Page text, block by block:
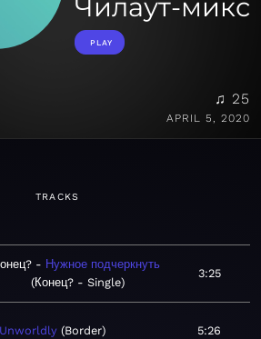
Чилаут-микс
PLAY
♫ 25
APRIL 5, 2020
TRACKS
Нужное подчеркнуть
Конец? - Single
3:25
Unworldly Border 5:26